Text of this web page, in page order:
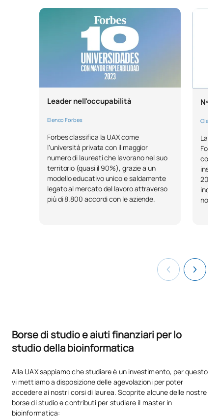
Leader nell'occupabilità
Elenco Forbes
Forbes classifica la UAX come
l'università privata con il maggior
numero di laureati che lavorano nel suo
territorio (quasi il 90%), grazie a un
modello educativo unico e saldamente
legato al mercato del lavoro attraverso
più di 8.800 accordi con le aziende.
Nº1
La
come
2023,
Borse di studio e aiuti finanziari per lo
studio della bioinformatica
Alla UAX sappiamo che studiare è un investimento, per questo
vi mettiamo a disposizione delle agevolazioni per poter
accedere ai nostri corsi di laurea. Scoprite alcune delle nostre
borse di studio e contributi per studiare il master in
bioinformatica: